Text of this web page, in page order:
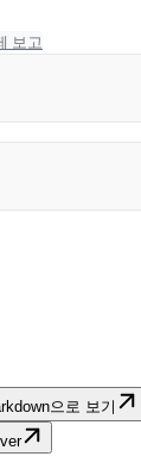
보고
으로 보기